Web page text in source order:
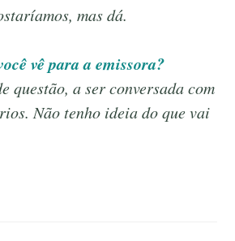
mas dá.
vê para a emissora?
questão, a ser conversada com
Não tenho ideia do que vai